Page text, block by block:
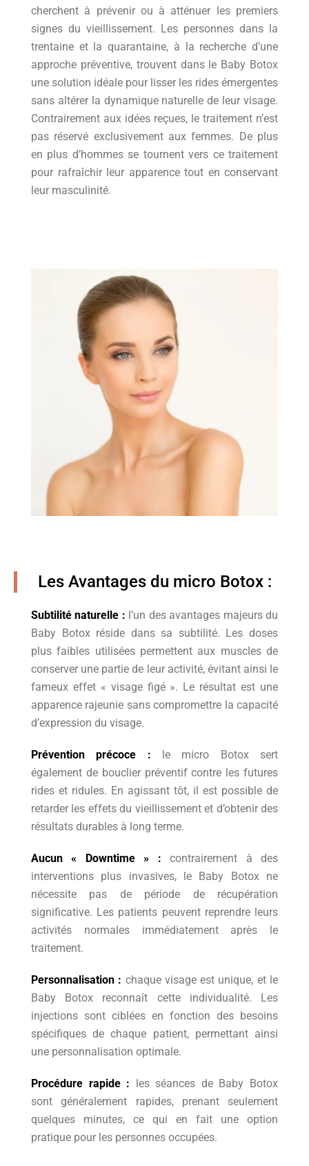
cherchent à prévenir ou à atténuer les premiers
signes du vieillissement. Les personnes dans la
trentaine et la quarantaine, à la recherche d’une
approche préventive, trouvent dans le Baby Botox
une solution idéale pour lisser les rides émergentes
sans altérer la dynamique naturelle de leur visage.
Contrairement aux idées reçues, le traitement n’est
pas réservé exclusivement aux femmes. De plus
en plus d’hommes se tournent vers ce traitement
pour rafraîchir leur apparence tout en conservant
leur masculinité.
Les Avantages du micro Botox :
Subtilité naturelle : l’un des avantages majeurs du
Baby Botox réside dans sa subtilité. Les doses
plus faibles utilisées permettent aux muscles de
conserver une partie de leur activité, évitant ainsi le
fameux effet « visage figé ». Le résultat est une
apparence rajeunie sans compromettre la capacité
d’expression du visage.
Prévention précoce : le micro Botox sert
également de bouclier préventif contre les futures
rides et ridules. En agissant tôt, il est possible de
retarder les effets du vieillissement et d’obtenir des
résultats durables à long terme.
Aucun « Downtime » :contrairement à des
interventions plus invasives, le Baby Botox ne
nécessite pas de période de récupération
significative. Les patients peuvent reprendre leurs
activités normales immédiatement après le
traitement.
Personnalisation : chaque visage est unique, et le
Baby Botox reconnaît cette individualité. Les
injections sont ciblées en fonction des besoins
spécifiques de chaque patient, permettant ainsi
une personnalisation optimale.
Procédure rapide : les séances de Baby Botox
sont généralement rapides, prenant seulement
quelques minutes, ce qui en fait une option
pratique pour les personnes occupées.